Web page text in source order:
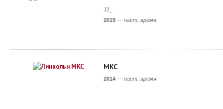
J2_
2019— наст. время
MKC
2014— наст. время